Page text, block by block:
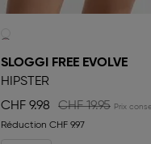
SLOGGI FREE EVOLVE
HIPSTER
CHF 9.98
CHF 19.95
Réduction CHF 9.97